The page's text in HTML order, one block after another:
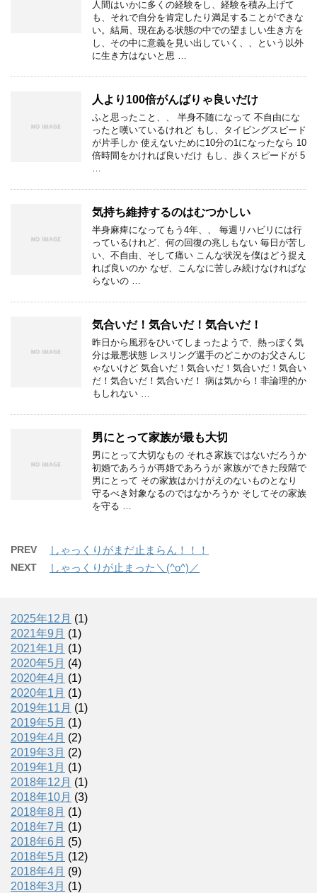
人間はいかに多くの経験をし、経験を積み上げて
も、それで自分を肯定したり満足することができな
い。結局、現在ある状態の中での望ましい生き方を
し、その中に意義を見い出していく、、という以外
に生き方はないと思 …
人より100倍がんばりゃ良いだけ
ふと思ったこと、、 半身不随になって 不自由にな
ったと嘆いているけれど もし、タイピングスピード
が片手しか 使えないために10分の1になったなら 10
倍時間をかければ良いだけ もし、歩くスピードが 5
気持ち維持するのはむつかしい
半身麻痺になってもう4年、、 毎週リハビリには行
っているけれど、何の回復の兆しもない 毎日が苦し
い、不自由、そして痛い こんな状況を僕はどう捉え
れば良いのか なぜ、こんなに苦しみ続けなければな
らないの …
気合いだ！気合いだ！気合いだ！
昨日から風邪をひいてしまったようで、熱っぽく気
分は最悪状態 レスリング選手のどこかのお父さんじ
ゃないけど 気合いだ！気合いだ！気合いだ！気合い
だ！気合いだ！気合いだ！ 病は気から！非論理的か
もしれない …
男にとって家族が最も大切
男にとって大切なもの それさ家族ではないだろうか
初婚であろうが再婚であろうが 家族ができた段階で
男にとって その家族はかけがえのないものとなり
守るべき対象なるのではなかろうか そしてその家族
を守る …
PREV しゃっくりがまだ止まらん！！！
NEXT しゃっくりが止まった＼(^o^)／
2025年12月 (1)
2021年9月 (1)
2021年1月 (1)
2020年5月 (4)
2020年4月 (1)
2020年1月 (1)
2019年11月 (1)
2019年5月 (1)
2019年4月 (2)
2019年3月 (2)
2019年1月 (1)
2018年12月 (1)
2018年10月 (3)
2018年8月 (1)
2018年7月 (1)
2018年6月 (5)
2018年5月 (12)
2018年4月 (9)
2018年3月 (1)